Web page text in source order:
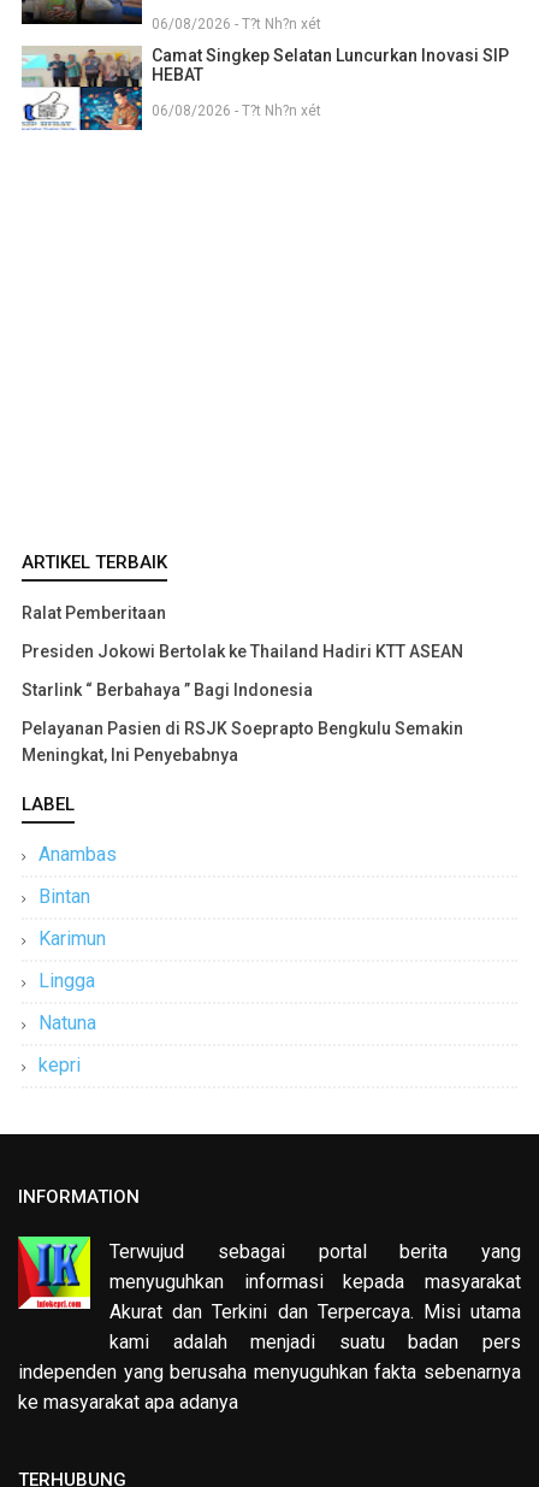
06/08/2026 - T?t Nh?n xét
Camat Singkep Selatan Luncurkan Inovasi SIP
HEBAT
06/08/2026 - T?t Nh?n xét
ARTIKEL TERBAIK
Ralat Pemberitaan
Presiden Jokowi Bertolak ke Thailand Hadiri KTT ASEAN
Starlink “ Berbahaya ” Bagi Indonesia
Pelayanan Pasien di RSJK Soeprapto Bengkulu Semakin
Meningkat, Ini Penyebabnya
LABEL
Anambas
Bintan
Karimun
Lingga
Natuna
kepri
INFORMATION
Terwujud sebagai portal berita yang
menyuguhkan informasi kepada masyarakat
Akurat dan Terkini dan Terpercaya. Misi utama
kami adalah menjadi suatu badan pers
independen yang berusaha menyuguhkan fakta sebenarnya
ke masyarakat apa adanya
TERHUBUNG